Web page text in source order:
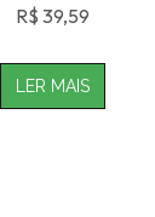
R$ 39,59
LER MAIS